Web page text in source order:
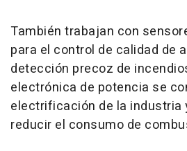
También trabajan con
para el control de calidad de
detección precoz de
electrónica de potencia se
electrificación de la industria
reducir el consumo de